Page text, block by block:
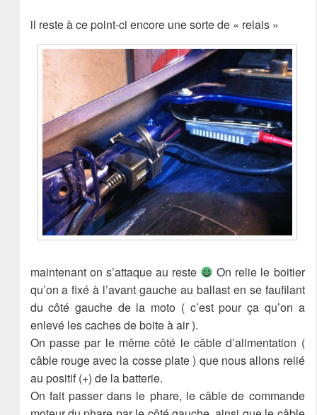
il reste à ce point-ci encore une sorte de « relais »
maintenant on s’attaque au reste
On relie le boitier
qu’on a fixé à l’avant gauche au ballast en se faufilant
du côté gauche de la moto ( c’est pour ça qu’on a
enlevé les caches de boite à air ).
On passe par le même côté le câble d’alimentation (
câble rouge avec la cosse plate ) que nous allons relié
au positif (+) de la batterie.
On fait passer dans le phare, le câble de commande